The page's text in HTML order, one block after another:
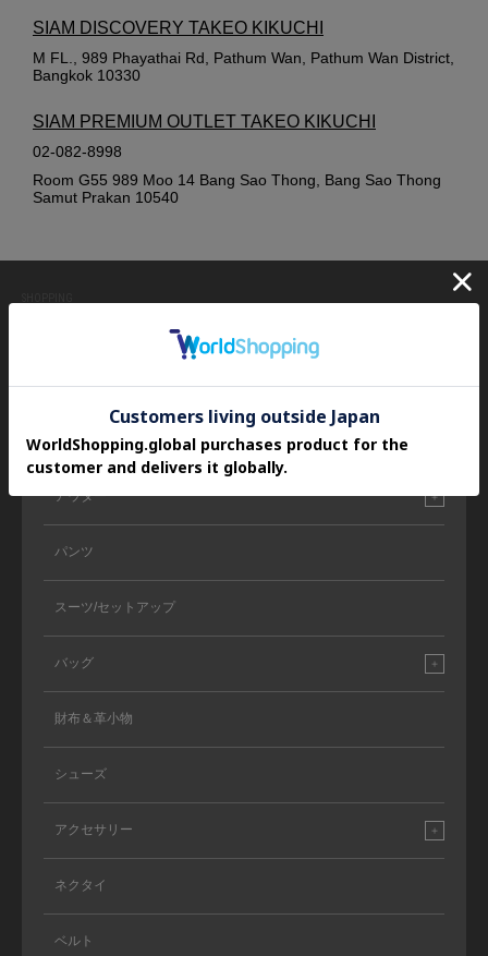
SIAM DISCOVERY TAKEO KIKUCHI
M FL., 989 Phayathai Rd, Pathum Wan, Pathum Wan District,
Bangkok 10330
SIAM PREMIUM OUTLET TAKEO KIKUCHI
02-082-8998
Room G55 989 Moo 14 Bang Sao Thong, Bang Sao Thong
Samut Prakan 10540
すべて見る
トップス
アウター
パンツ
スーツ/セットアップ
バッグ
財布＆革小物
シューズ
アクセサリー
ネクタイ
ベルト